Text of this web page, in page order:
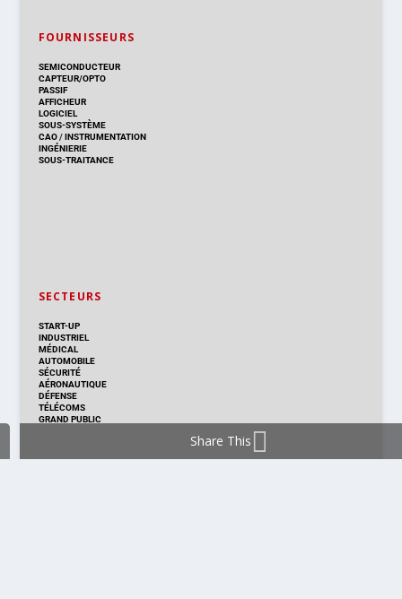
FOURNISSEURS
SEMICONDUCTEUR
CAPTEUR/OPTO
PASSIF
AFFICHEUR
LOGICIEL
SOUS-SYSTÈME
CAO/INSTRUMENTATION
INGÉNIERIE
SOUS-TRAITANCE
SECTEURS
START-UP
INDUSTRIEL
MÉDICAL
AUTOMOBILE
SÉCURITÉ
AÉRONAUTIQUE
DÉFENSE
TÉLÉCOMS
GRAND PUBLIC
Share This